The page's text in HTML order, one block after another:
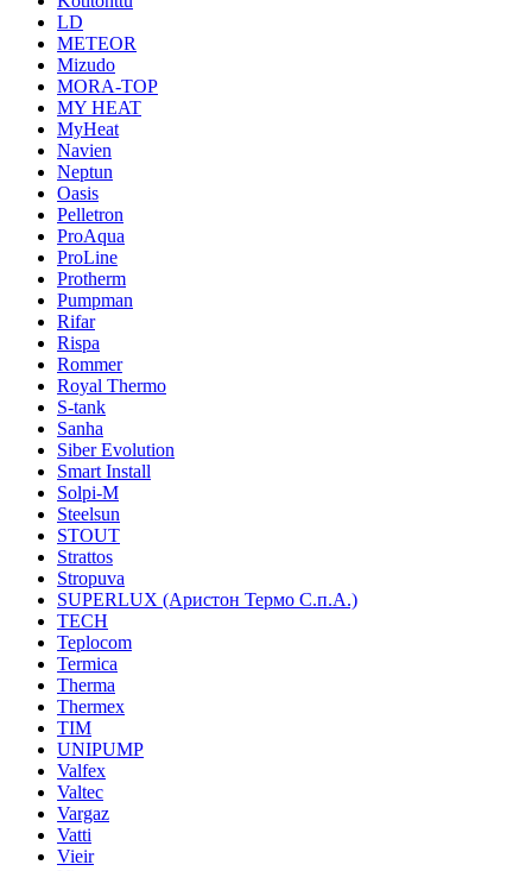
LD
METEOR
Mizudo
MORA-TOP
MY HEAT
MyHeat
Navien
Neptun
Oasis
Pelletron
ProAqua
ProLine
Protherm
Pumpman
Rifar
Rispa
Rommer
Royal Thermo
S-tank
Sanha
Siber Evolution
Smart Install
Solpi-M
Steelsun
STOUT
Strattos
Stropuva
SUPERLUX (Аристон Термо С.п.А.)
TECH
Teplocom
Termica
Therma
Thermex
TIM
UNIPUMP
Valfex
Valtec
Vargaz
Vatti
Vieir